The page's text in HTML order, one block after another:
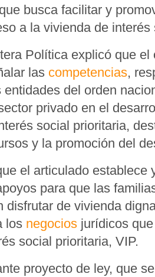
busca facilitar y
a la vivienda de
Política explicó que el
las competencias,
del orden
privado en el
social prioritaria,
y la promoción del
el articulado establece
para que las
disfrutar de vivienda
los negocios jurídicos
social prioritaria, VIP.
proyecto de ley, que